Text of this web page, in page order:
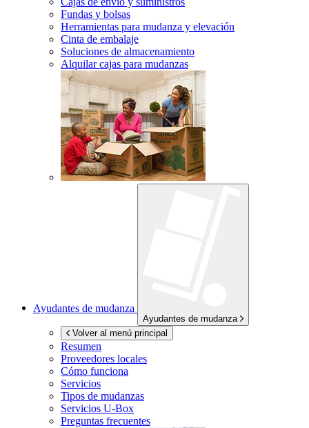
Fundas y bolsas
Herramientas para mudanza y elevación
Cinta de embalaje
Soluciones de almacenamiento
Alquilar cajas para mudanzas
Ayudantes de mudanza
Ayudantes de mudanza
Volver al menú principal
Resumen
Proveedores locales
Cómo funciona
Servicios
Tipos de mudanzas
Servicios U-Box
Preguntas frecuentes